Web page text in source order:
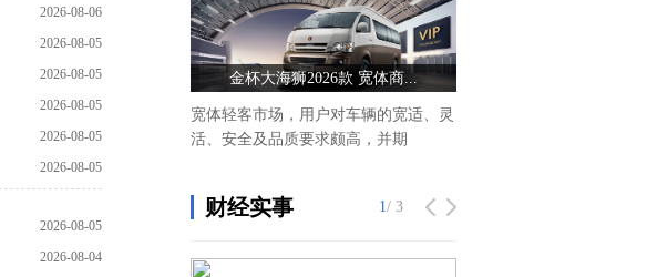
2026-08-06
2026-08-05
2026-08-05
2026-08-05
2026-08-05
2026-08-05
2026-08-05
2026-08-04
金杯大海狮2026款 宽体商...
宽体轻客市场，用户对车辆的宽适、灵
活、安全及品质要求颇高，并期
财经实事 1/ 3